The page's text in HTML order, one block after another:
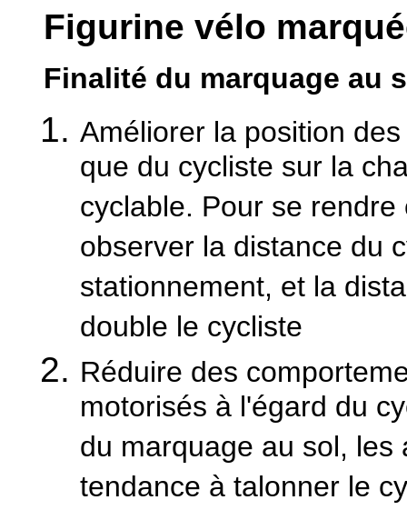
Figurine vélo
Finalité du marquage au
Améliorer la position
que du cycliste sur la
cyclable. Pour se
observer la distance du
stationnement, et la
double le cycliste
Réduire des
motorisés à l'égard du
du marquage au sol,
tendance à talonner le